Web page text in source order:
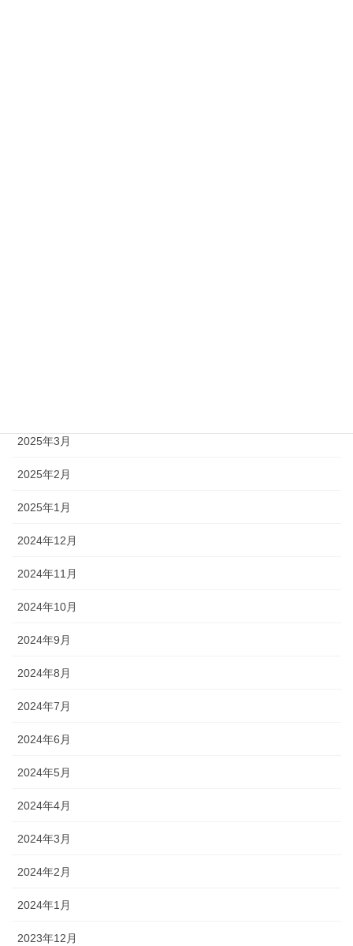
2025年3月
2025年2月
2025年1月
2024年12月
2024年11月
2024年10月
2024年9月
2024年8月
2024年7月
2024年6月
2024年5月
2024年4月
2024年3月
2024年2月
2024年1月
2023年12月